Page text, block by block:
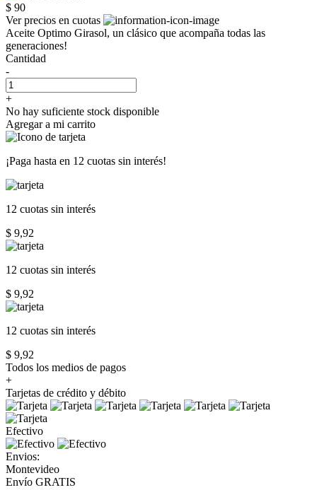
$ 90
Ver precios en cuotas
Aceite Optimo Girasol, un clásico que acompaña todas las
generaciones!
Cantidad
-
+
No hay suficiente stock disponible
Agregar a mi carrito
¡Paga hasta en 12 cuotas sin interés!
12 cuotas sin interés
$ 9,92
12 cuotas sin interés
$ 9,92
12 cuotas sin interés
$ 9,92
Todos los medios de pagos
+
Tarjetas de crédito y débito
Efectivo
Envios:
Montevideo
Envío GRATIS